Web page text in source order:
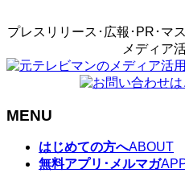
プレスリリース･広報･PR･マ
メディア
MENU
はじめての方へABOUT
無料アプリ･メルマガ